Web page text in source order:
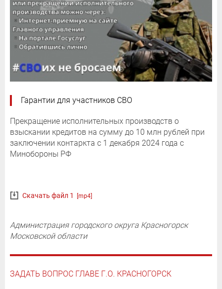
Гарантии для участников СВО
Прекращение исполнительных производств о
взыскании кредитов на сумму до 10 млн рублей при
заключении контаркта с 1 декабря 2024 года с
Минобороны РФ
Скачать файл 1 [mp4]
Администрация городского округа Красногорск
Московской области
ЗАДАТЬ ВОПРОС ГЛАВЕ Г.О. КРАСНОГОРСК